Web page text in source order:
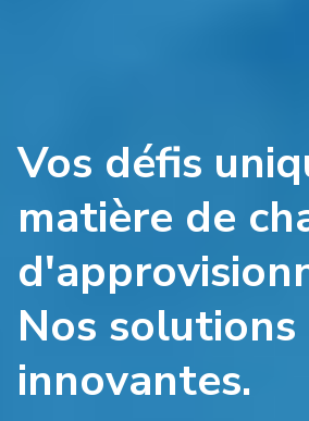
Vos défis
matière de
Nos solutions
innovantes.